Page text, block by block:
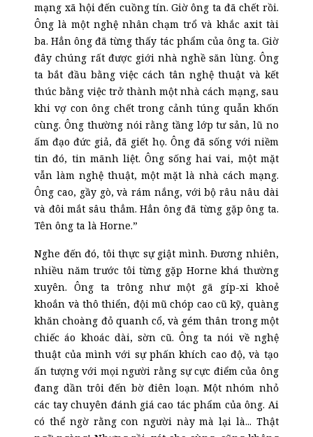
mạng xã hội đến cuồng tín. Giờ ông ta đã chết rồi.
Ông là một nghệ nhân chạm trổ và khắc axit tài
ba. Hẳn ông đã từng thấy tác phẩm của ông ta. Giờ
đây chúng rất được giới nhà nghề săn lùng. Ông
ta bắt đầu bằng việc cách tân nghệ thuật và kết
thúc bằng việc trở thành một nhà cách mạng, sau
khi vợ con ông chết trong cảnh túng quẫn khốn
cùng. Ông thường nói rằng tầng lớp tư sản, lũ no
ấm đạo đức giả, đã giết họ. Ông đã sống với niềm
tin đó, tin mãnh liệt. Ông sống hai vai, một mặt
vẫn làm nghệ thuật, một mặt là nhà cách mạng.
Ông cao, gầy gò, và rám nắng, với bộ râu nâu dài
và đôi mắt sâu thẳm. Hẳn ông đã từng gặp ông ta.
Tên ông ta là Horne.”
Nghe đến đó, tôi thực sự giật mình. Đương nhiên,
nhiều năm trước tôi từng gặp Horne khá thường
xuyên. Ông ta trông như một gã gíp-xi khoẻ
khoắn và thô thiển, đội mũ chóp cao cũ kỹ, quàng
khăn choàng đỏ quanh cổ, và gém thân trong một
chiếc áo khoác dài, sờn cũ. Ông ta nói về nghệ
thuật của mình với sự phấn khích cao độ, và tạo
ấn tượng với mọi người rằng sự cực điểm của ông
đang dần trôi đến bờ điên loạn. Một nhóm nhỏ
các tay chuyên đánh giá cao tác phẩm của ông. Ai
có thể ngờ rằng con người này mà lại là... Thật